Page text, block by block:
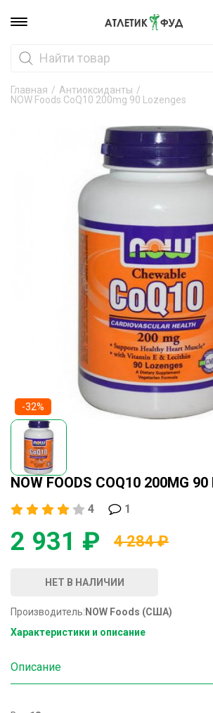
Главная / Антиоксиданты /
NOW Foods CoQ10 200mg 90 Lozenges
-32%
NOW FOODS COQ10 200MG 90
4 1
2 931 ₽ 4 284 ₽
НЕТ В НАЛИЧИИ
Производитель: NOW Foods (США)
Характеристики и описание
Описание